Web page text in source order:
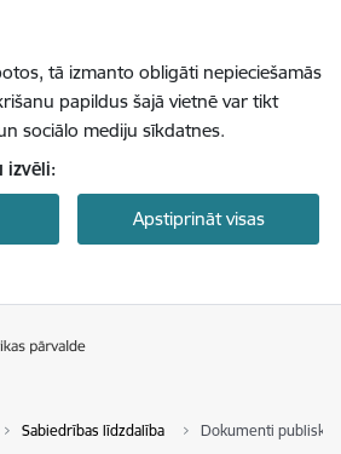
tā izmanto obligāti nepieciešamās
papildus šajā vietnē var tikt
sociālo mediju sīkdatnes.
izvēli:
Apstiprināt visas
Sabiedrības līdzdalība Dokumenti